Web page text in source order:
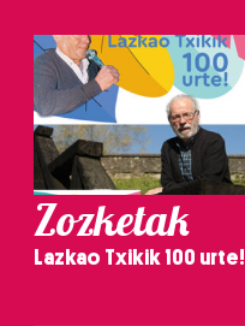
Zozketak
Lazkao Txikik 100 urte!